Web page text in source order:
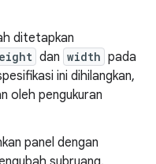
ditetapkan
dan width pada
ini dihilangkan,
oleh pengukuran
panel dengan